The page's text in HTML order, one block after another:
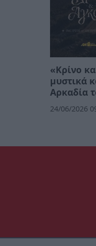
«Κρίνο
μυστικά
Αρκαδία
24/06/2026